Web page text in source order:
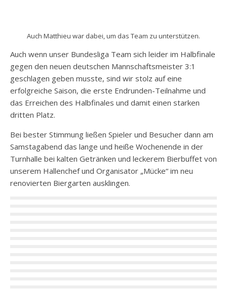
Auch Matthieu war dabei, um das Team zu unterstützen.
Auch wenn unser Bundesliga Team sich leider im Halbfinale
gegen den neuen deutschen Mannschaftsmeister 3:1
geschlagen geben musste, sind wir stolz auf eine
erfolgreiche Saison, die erste Endrunden-Teilnahme und
das Erreichen des Halbfinales und damit einen starken
dritten Platz.
Bei bester Stimmung ließen Spieler und Besucher dann am
Samstagabend das lange und heiße Wochenende in der
Turnhalle bei kalten Getränken und leckerem Bierbuffet von
unserem Hallenchef und Organisator „Mücke“ im neu
renovierten Biergarten ausklingen.